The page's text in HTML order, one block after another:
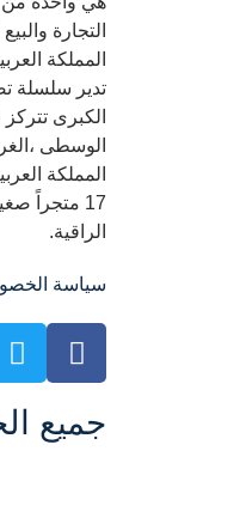
التجارة
المملكة
الكبرى
الوسطى
المملكة
17 متجراً
الراقية.
سياسة
جميع